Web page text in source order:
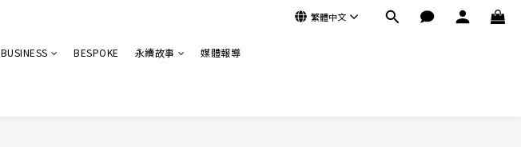
繁體中文
BUSINESS BESPOKE 永續故事 媒體報導